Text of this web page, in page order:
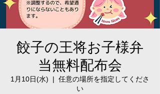
餃子の王将お子様弁
当無料配布会
1月10日(水)
  |
任意の場所を指定してくださ
い